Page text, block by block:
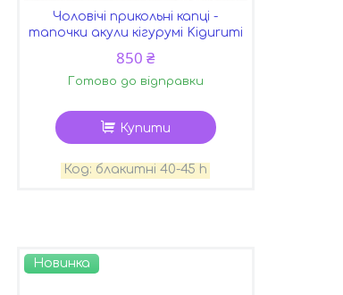
Чоловічі прикольні капці -
тапочки акули кігурумі Kigurumi
850 ₴
Готово до відправки
Купити
блакитні 40-45 h
Новинка